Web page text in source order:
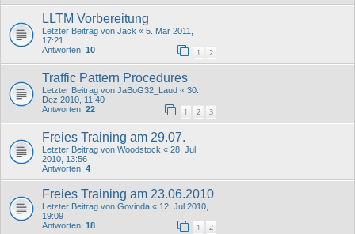
LLTM Vorbereitung
Letzter Beitrag von Jack « 5. Mär 2011,
17:21
Antworten: 10 1 2
Traffic Pattern Procedures
Letzter Beitrag von JaBoG32_Laud « 30.
Dez 2010, 11:40
Antworten: 22 1 2 3
Freies Training am 29.07.
Letzter Beitrag von Woodstock « 28. Jul
2010, 13:56
Antworten: 4
Freies Training am 23.06.2010
Letzter Beitrag von Govinda « 12. Jul 2010,
19:09
Antworten: 18 1 2